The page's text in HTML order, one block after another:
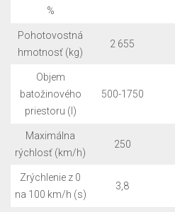
%
Pohotovostná
hmotnosť (kg)
2 655
Objem
batožinového
priestoru (l)
500-1750
Maximálna
rýchlosť (km/h)
250
Zrýchlenie z 0
na 100 km/h (s)
3,8